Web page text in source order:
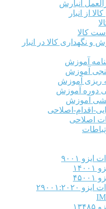
انبارش
از انبار
کالا
و نگهداری کالا در انبار
آموزش
آموزش
ریزی آموزش
دوره آموزش
بخشی آموزش
اقدام-اصلاحی
اصلاحی
۹۰۰۱